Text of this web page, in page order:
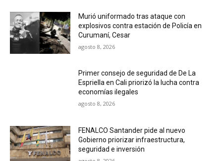
Murió uniformado tras ataque con
explosivos contra estación de Policía en
Curumaní, Cesar
agosto 8, 2026
Primer consejo de seguridad de De La
Espriella en Cali priorizó la lucha contra
economías ilegales
agosto 8, 2026
FENALCO Santander pide al nuevo
Gobierno priorizar infraestructura,
seguridad e inversión